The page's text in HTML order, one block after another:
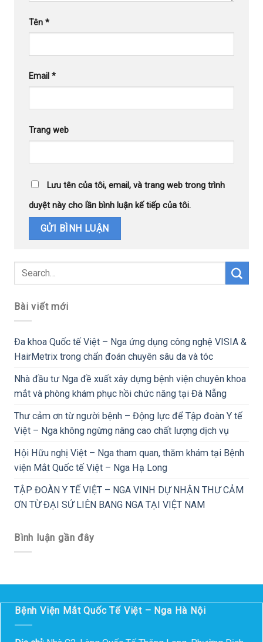
Tên *
Email *
Trang web
Lưu tên của tôi, email, và trang web trong trình
duyệt này cho lần bình luận kế tiếp của tôi.
Bài viết mới
Đa khoa Quốc tế Việt – Nga ứng dụng công nghệ VISIA &
HairMetrix trong chẩn đoán chuyên sâu da và tóc
Nhà đầu tư Nga đề xuất xây dựng bệnh viện chuyên khoa
mắt và phòng khám phục hồi chức năng tại Đà Nẵng
Thư cảm ơn từ người bệnh – Động lực để Tập đoàn Y tế
Việt – Nga không ngừng nâng cao chất lượng dịch vụ
Hội Hữu nghị Việt – Nga tham quan, thăm khám tại Bệnh
viện Mắt Quốc tế Việt – Nga Hạ Long
TẬP ĐOÀN Y TẾ VIỆT – NGA VINH DỰ NHẬN THƯ CẢM
ƠN TỪ ĐẠI SỨ LIÊN BANG NGA TẠI VIỆT NAM
Bình luận gần đây
Bệnh Viện Mắt Quốc Tế Việt – Nga Hà Nội